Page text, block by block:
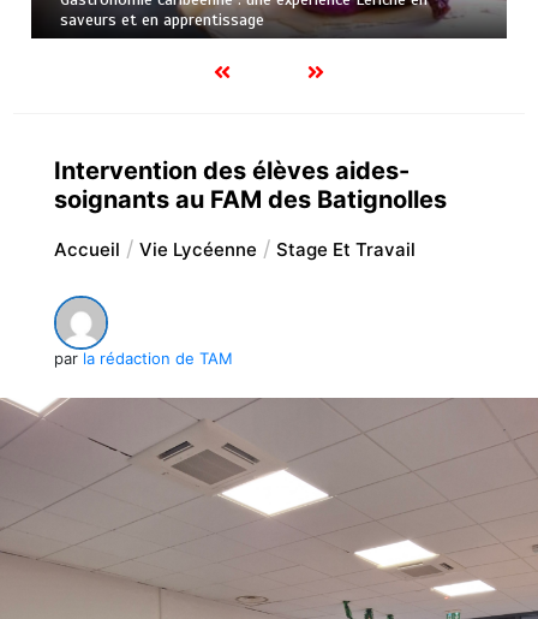
saveurs et en apprentissage
Intervention des élèves aides-
soignants au FAM des Batignolles
Accueil Vie Lycéenne Stage Et Travail
par la rédaction de TAM